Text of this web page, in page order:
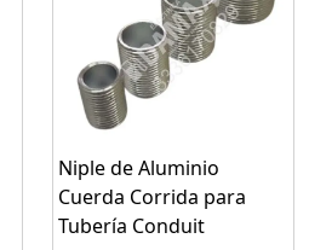
Niple de Aluminio
Cuerda Corrida para
Tubería Conduit